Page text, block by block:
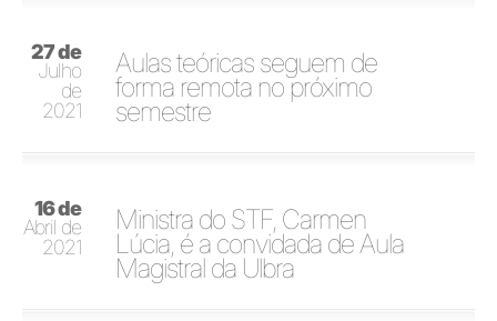
27 de
Julho
de
2021
Aulas teóricas seguem de
forma remota no próximo
semestre
16 de
Abril de
2021
Ministra do STF, Carmen
Lúcia, é a convidada de Aula
Magistral da Ulbra